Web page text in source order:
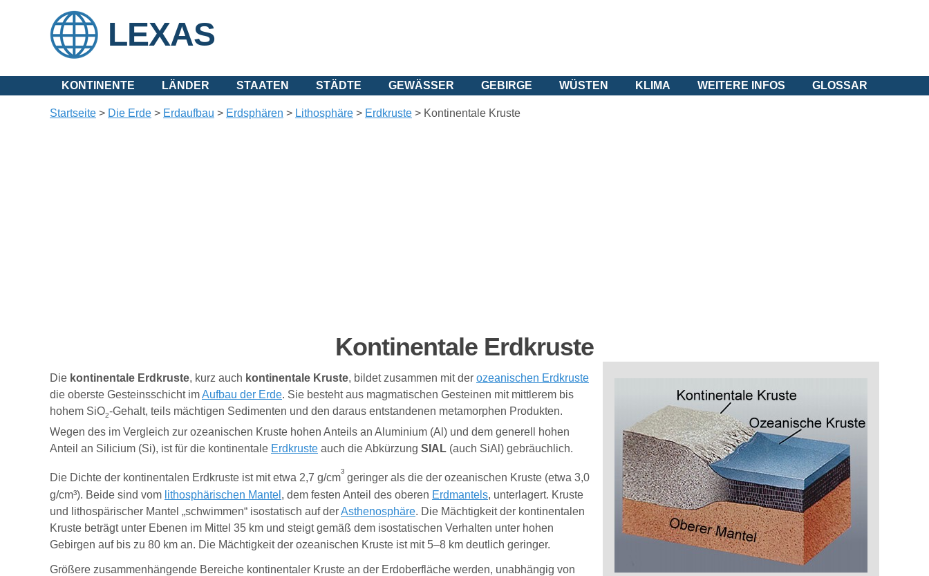
LEXAS
KONTINENTE LÄNDER STAATEN STÄDTE GEWÄSSER GEBIRGE WÜSTEN KLIMA WEITERE INFOS GLOSSAR
Startseite > Die Erde > Erdaufbau > Erdsphären > Lithosphäre > Erdkruste > Kontinentale Kruste
Kontinentale Erdkruste
Die kontinentale Erdkruste, kurz auch kontinentale Kruste, bildet zusammen mit der ozeanischen Erdkruste
die oberste Gesteinsschicht imAufbau der Erde. Sie besteht aus magmatischen Gesteinen mit mittlerem bis
hohem SiO2-Gehalt, teils mächtigen Sedimenten und den daraus entstandenen metamorphen Produkten.
Wegen des im Vergleich zur ozeanischen Kruste hohen Anteils an Aluminium (Al) und dem generell hohen
Anteil an Silicium (Si), ist für die kontinentale Erdkruste auch die Abkürzung SIAL (auch SiAl) gebräuchlich.
Die Dichte der kontinentalen Erdkruste ist mit etwa 2,7 g/cm³ geringer als die der ozeanischen Kruste (etwa 3,0
g/cm³). Beide sind vom lithosphärischen Mantel , dem festen Anteil des oberen Erdmantels, unterlagert. Kruste
und lithospärischer Mantel „schwimmen“ isostatisch auf derAsthenosphäre. Die Mächtigkeit der kontinentalen
Kruste beträgt unter Ebenen im Mittel 35 km und steigt gemäß dem isostatischen Verhalten unter hohen
Gebirgen auf bis zu 80 km an. Die Mächtigkeit der ozeanischen Kruste ist mit 5–8 km deutlich geringer.
Größere zusammenhängende Bereiche kontinentaler Kruste an der Erdoberfläche werden, unabhängig von